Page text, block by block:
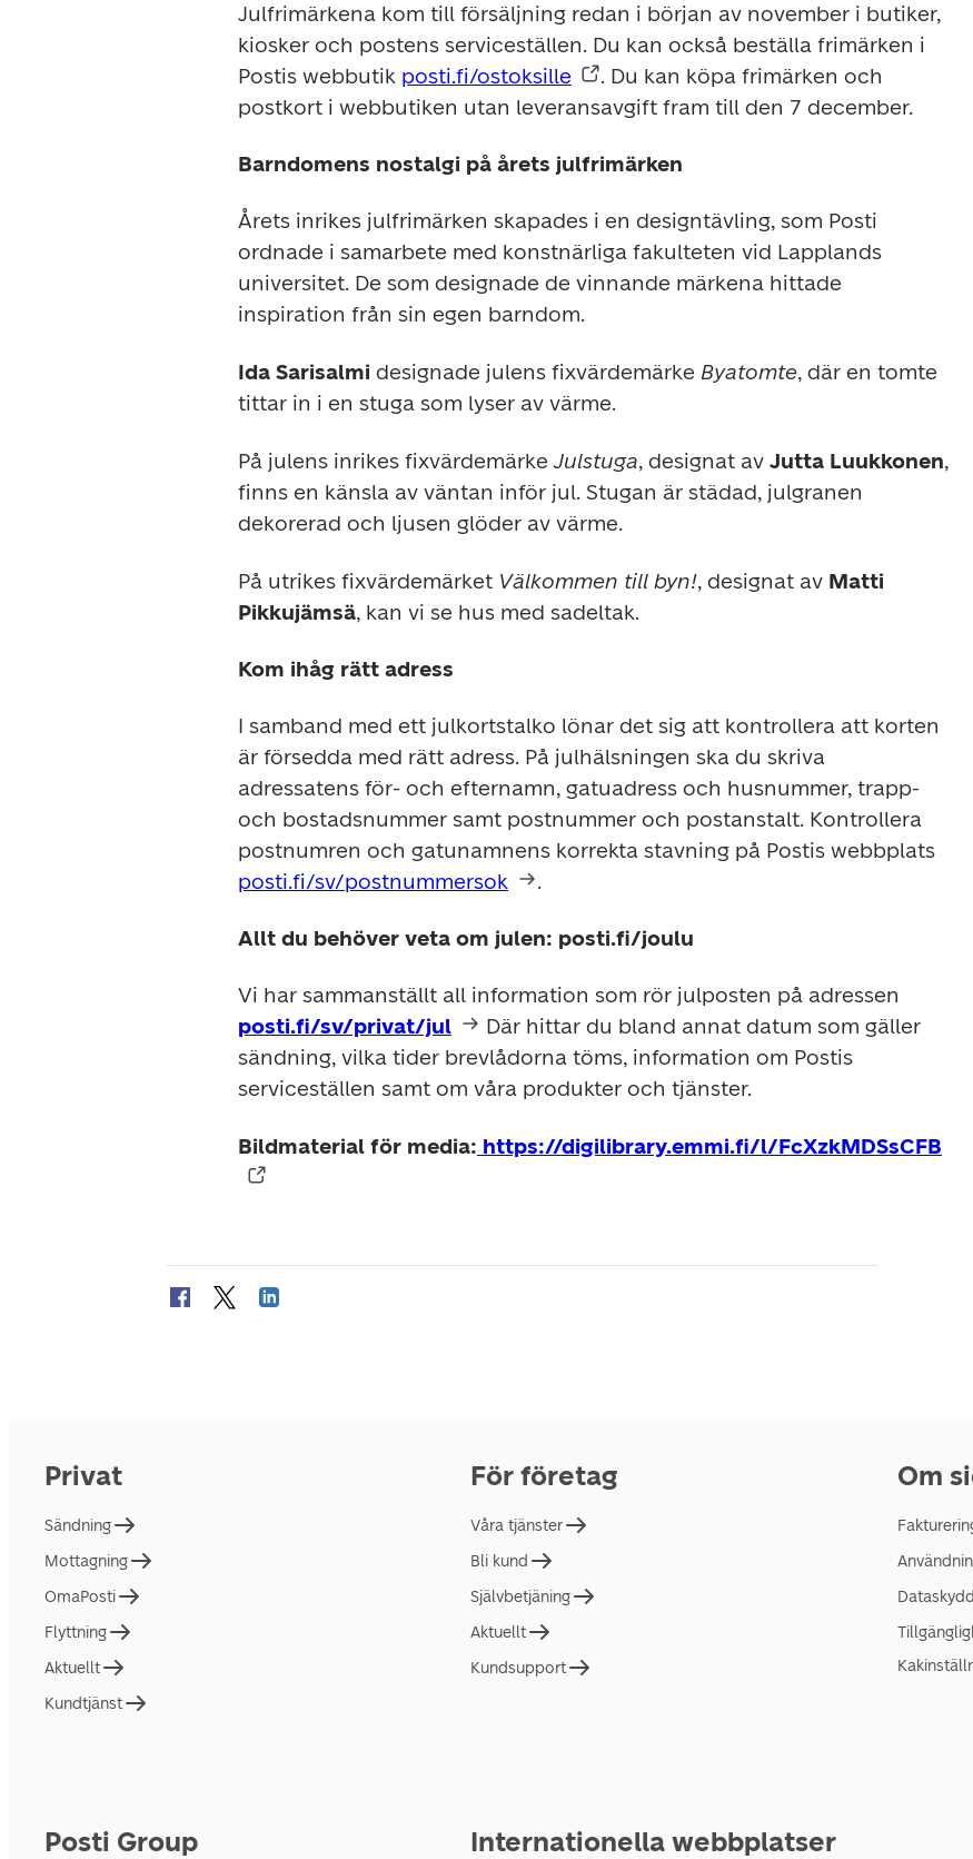
Julfrimärkena kom till försäljning redan i början av november i butiker,
kiosker och postens serviceställen. Du kan också beställa frimärken i
Postis webbutik posti.fi/ostoksille
. Du kan köpa frimärken och
postkort i webbutiken utan leveransavgift fram till den 7 december.
Barndomens nostalgi på årets julfrimärken
Årets inrikes julfrimärken skapades i en designtävling, som Posti
ordnade i samarbete med konstnärliga fakulteten vid Lapplands
universitet. De som designade de vinnande märkena hittade
inspiration från sin egen barndom.
Ida Sarisalmi designade julens fixvärdemärke Byatomte, där en tomte
tittar in i en stuga som lyser av värme.
På julens inrikes fixvärdemärke Julstuga, designat av Jutta Luukkonen,
finns en känsla av väntan inför jul. Stugan är städad, julgranen
dekorerad och ljusen glöder av värme.
På utrikes fixvärdemärket Välkommen till byn!, designat av Matti
Pikkujämsä, kan vi se hus med sadeltak.
Kom ihåg rätt adress
I samband med ett julkortstalko lönar det sig att kontrollera att korten
är försedda med rätt adress. På julhälsningen ska du skriva
adressatens för- och efternamn, gatuadress och husnummer, trapp-
och bostadsnummer samt postnummer och postanstalt. Kontrollera
posti.fi/sv/postnummersok
.
Allt du behöver veta om julen: posti.fi/joulu
posti.fi/sv/privat/jul
Där hittar du bland annat datum som gäller
sändning, vilka tider brevlådorna töms, information om Postis
serviceställen samt om våra produkter och tjänster.
Bildmaterial för media: https://digilibrary.emmi.fi/l/FcXzkMDSsCFB
Privat
Sändning
Mottagning
OmaPosti
Flyttning
Aktuellt
Kundtjänst
För företag
Våra tjänster
Bli kund
Självbetjäning
Aktuellt
Kundsupport
Om
Dataskydd
Posti Group Internationella webbplatser